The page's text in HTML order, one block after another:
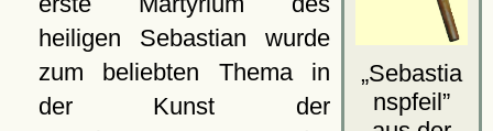
Sebastia
nspfeil
heiligen Sebastian wurde
zum beliebten Thema in
der Kunst der